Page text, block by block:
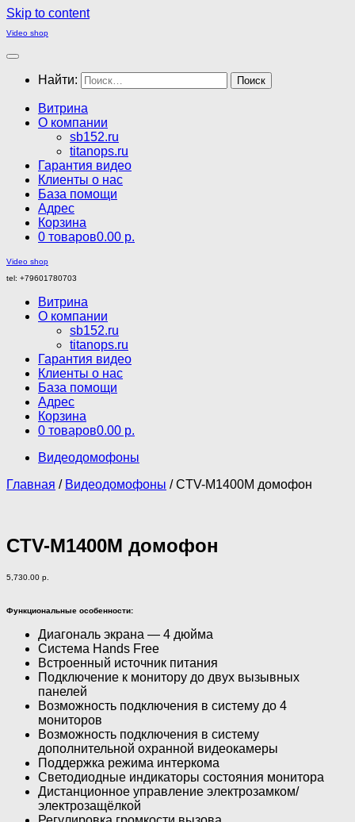
Skip to content
Video shop
Найти:
Витрина
О компании
sb152.ru
titanops.ru
Гарантия видео
Клиенты о нас
База помощи
Адрес
Корзина
0 товаров0.00 р.
Video shop
tel: +79601780703
Витрина
О компании
sb152.ru
titanops.ru
Гарантия видео
Клиенты о нас
База помощи
Адрес
Корзина
0 товаров0.00 р.
Видеодомофоны
Главная / Видеодомофоны / CTV-M1400M домофон
CTV-M1400M домофон
5,730.00 р.
Функциональные особенности:
Диагональ экрана — 4 дюйма
Система Hands Free
Встроенный источник питания
Подключение к монитору до двух вызывных
панелей
Возможность подключения в систему до 4
мониторов
Возможность подключения в систему
дополнительной охранной видеокамеры
Поддержка режима интеркома
Светодиодные индикаторы состояния монитора
Дистанционное управление электрозамком/
электрозащёлкой